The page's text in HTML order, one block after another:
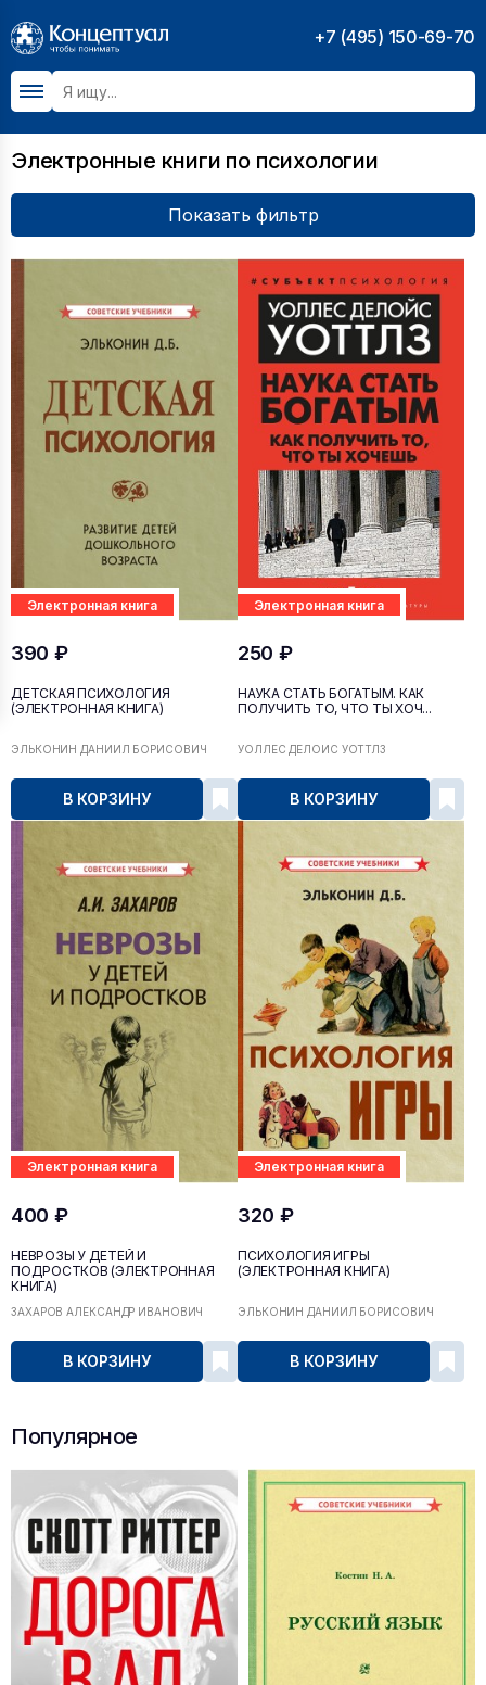
+7 (495) 150-69-70
Электронные книги по психологии
Показать фильтр
Электронная книга
390 ₽
ДЕТСКАЯ ПСИХОЛОГИЯ
(ЭЛЕКТРОННАЯ КНИГА)
ЭЛЬКОНИН ДАНИИЛ БОРИСОВИЧ
В КОРЗИНУ
Электронная книга
250 ₽
НАУКА СТАТЬ БОГАТЫМ. КАК
ПОЛУЧИТЬ ТО, ЧТО ТЫ ХОЧ...
УОЛЛЕС ДЕЛОЙС УОТТЛЗ
В КОРЗИНУ
Электронная книга
400 ₽
НЕВРОЗЫ У ДЕТЕЙ И
ПОДРОСТКОВ (ЭЛЕКТРОННАЯ
КНИГА)
ЗАХАРОВ АЛЕКСАНДР ИВАНОВИЧ
В КОРЗИНУ
Электронная книга
320 ₽
ПСИХОЛОГИЯ ИГРЫ
(ЭЛЕКТРОННАЯ КНИГА)
ЭЛЬКОНИН ДАНИИЛ БОРИСОВИЧ
В КОРЗИНУ
Популярное